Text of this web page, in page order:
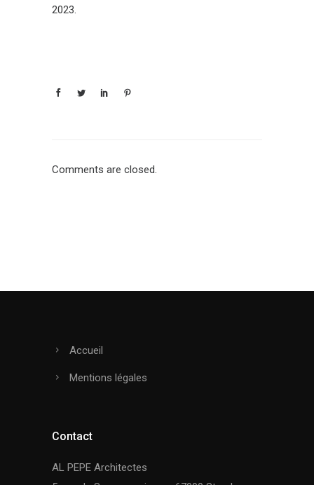
2023.
Comments are closed.
Accueil
Mentions légales
Contact
AL PEPE Architectes